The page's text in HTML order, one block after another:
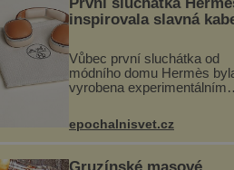
inspirovala slavná
Vůbec první sluchátka od
módního domu Hermès
vyrobena experimentálním
Horizons. Elegantní gadget si
vyžádal dva roky vývoje a
se ručně šitou hovězí kůží
kovový...
epochalnisvet.cz